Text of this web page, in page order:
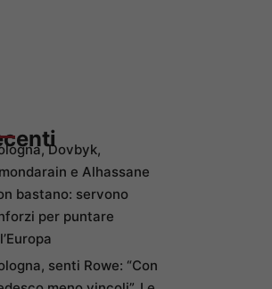
Dovbyk,
e Alhassane
bastano: servono
per puntare
senti Rowe: “Con